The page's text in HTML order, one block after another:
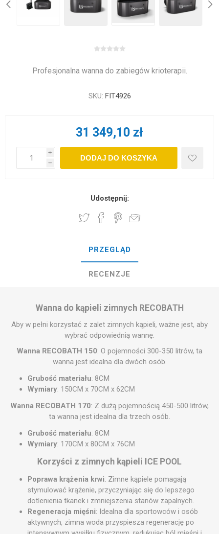
Profesjonalna wanna do zabiegów krioterapii.
SKU: FIT4926
31 349,10 zł
i
h
DODAJ DO KOSZYKA
Udostępnij:
PRZEGLĄD
RECENZJE
Wanna do kąpieli zimnych RECOBATH
Aby w pełni korzystać z zalet zimnych kąpieli, ważne jest, aby
wybrać odpowiednią wannę.
Wanna RECOBATH 150: O pojemności 300-350 litrów, ta
wanna jest idealna dla dwóch osób.
Grubość materiału: 8CM
Wymiary: 150CM x 70CM x 62CM
Wanna RECOBATH 170: Z dużą pojemnością 450-500 litrów,
ta wanna jest idealna dla trzech osób.
Grubość materiału: 8CM
Wymiary: 170CM x 80CM x 76CM
Korzyści z zimnych kąpieli ICE POOL
Poprawa krążenia krwi: Zimne kąpiele pomagają
stymulować krążenie, przyczyniając się do lepszego
dotlenienia tkanek i zmniejszenia stanów zapalnych.
Regeneracja mięśni: Idealna dla sportowców i osób
aktywnych, zimna woda przyspiesza regenerację po